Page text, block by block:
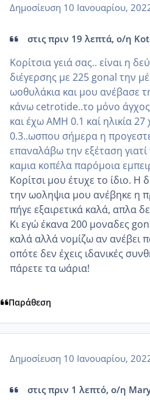
Δημοσίευση 10 Ιανουαρίου,
στις πριν 19 λεπτά, ο/η
Κορίτσια γειά σας.. είναι η
διέγερσης με 225 gonal την
ωοθυλάκια και μου ανέβασε
κάνω cetrotide..το μόνο άγχος
και έχω ΑΜΗ 0.1 καί ηλικία
0.3..ωσπου σήμερα η
επαναλάβω την εξέταση γιατί
καμια κοπέλα παρόμοια
Κορίτσι μου έτυχε το ίδιο. Η
την ωοληψια μου ανέβηκε η
πήγε εξαιρετικά καλά, απλα
Κι εγώ έκανα 200 μοναδες
καλά αλλά νομίζω αν ανέβει
οπότε δεν έχεις ιδανικές
πάρετε τα ωάρια!
Παράθεση
Δημοσίευση 10 Ιανουαρίου,
στις πριν 1 λεπτό, ο/η